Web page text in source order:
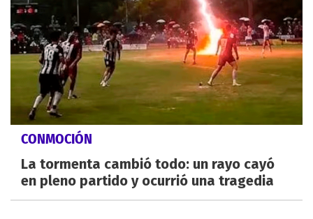
CONMOCIÓN
La tormenta cambió todo: un rayo cayó
en pleno partido y ocurrió una tragedia